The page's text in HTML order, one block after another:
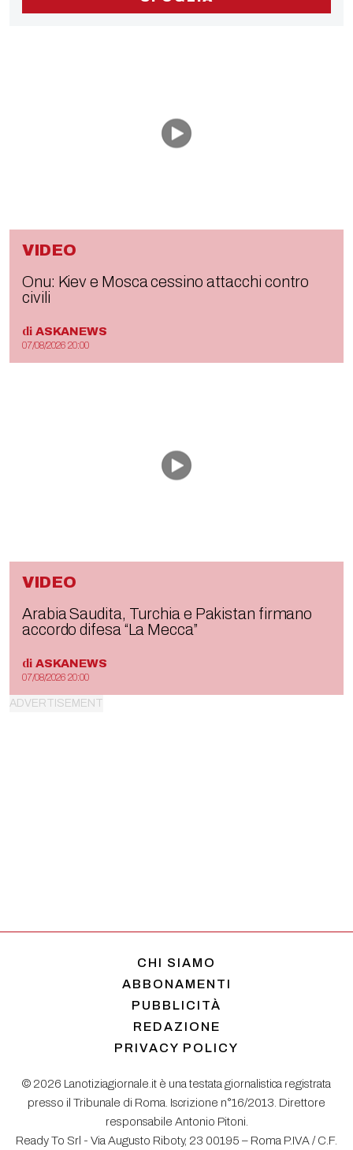
VIDEO
Onu: Kiev e Mosca cessino attacchi contro
civili
di ASKANEWS
07/08/2026 20:00
VIDEO
Arabia Saudita, Turchia e Pakistan firmano
accordo difesa “La Mecca”
di ASKANEWS
07/08/2026 20:00
CHI SIAMO
ABBONAMENTI
PUBBLICITÀ
REDAZIONE
PRIVACY POLICY
© 2026 Lanotiziagiornale.it è una testata giornalistica registrata
presso il Tribunale di Roma. Iscrizione n°16/2013. Direttore
responsabile Antonio Pitoni.
Ready To Srl - Via Augusto Riboty, 23 00195 – Roma P.IVA / C.F.